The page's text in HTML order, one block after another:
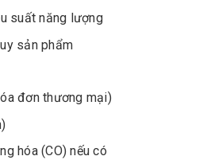
suất năng lượng
sản phẩm
đơn thương mại)
hóa (CO) nếu có